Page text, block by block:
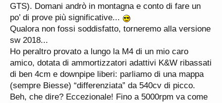
GTS). Domani andrò in montagna e conto di fare un
po’ di prove più significative...
Qualora non fossi soddisfatto, torneremo alla versione
sw 2018...
Ho peraltro provato a lungo la M4 di un mio caro
amico, dotata di ammortizzatori adattivi K&W ribassati
di ben 4cm e downpipe liberi: parliamo di una mappa
(sempre Biesse) “differenziata” da 540cv di picco.
Beh, che dire? Eccezionale! Fino a 5000rpm va come